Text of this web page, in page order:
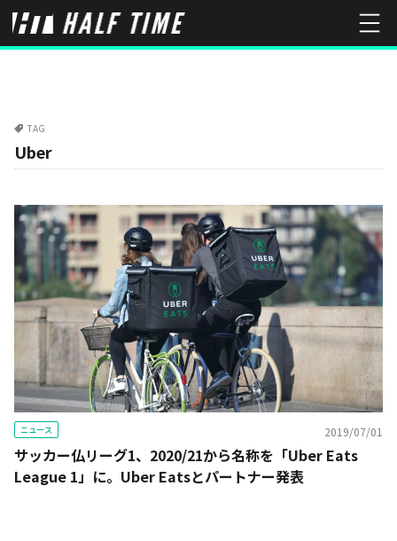
TAG
Uber
ニュース 2019/07/01
サッカー仏リーグ1、2020/21から名称を「Uber Eats
League 1」に。Uber Eatsとパートナー発表